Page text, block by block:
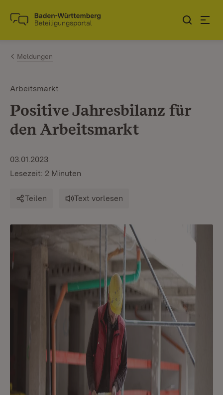
Zum Inhalt springen
Link zur Startseite
Meldungen
Arbeitsmarkt
Positive Jahresbilanz für
den Arbeitsmarkt
03.01.2023
Lesezeit: 2 Minuten
Teilen Text vorlesen